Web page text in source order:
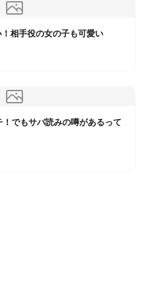
相手役の女の子も可愛い
でもサバ読みの噂があるって